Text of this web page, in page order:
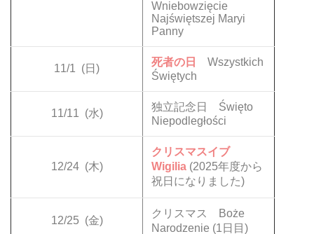
Wniebowzięcie
Najświętszej Maryi
Panny
11/1 (日)
死者の日
Wszystkich
Świętych
11/11 (水)
独立記念日 Święto
Niepodległości
12/24 (木)
クリスマスイブ
Wigilia (2025年度から
祝日になりました)
12/25 (金)
クリスマス Boże
Narodzenie (1日目)